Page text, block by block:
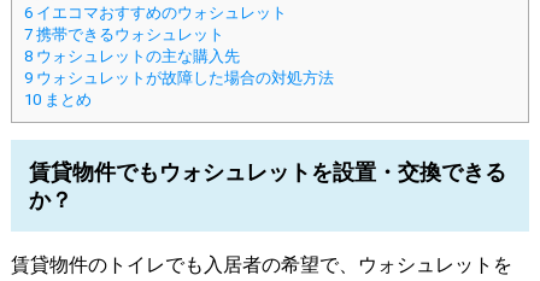
6イエコマおすすめのウォシュレット
7携帯できるウォシュレット
8ウォシュレットの主な購入先
9ウォシュレットが故障した場合の対処方法
10まとめ
賃貸物件でもウォシュレットを設置・交換できる
か？
賃貸物件のトイレでも入居者の希望で、ウォシュレットを